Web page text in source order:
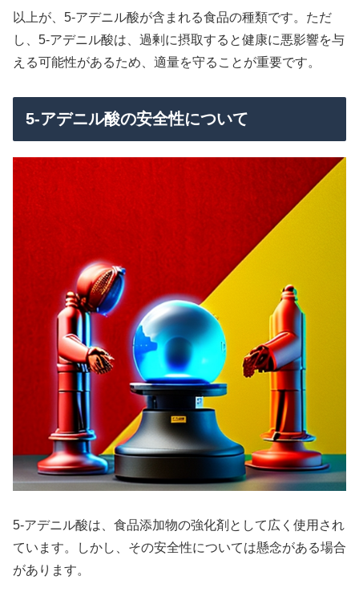
以上が、5-アデニル酸が含まれる食品の種類です。ただ
し、5-アデニル酸は、過剰に摂取すると健康に悪影響を与
える可能性があるため、適量を守ることが重要です。
5-アデニル酸の安全性について
5-アデニル酸は、食品添加物の強化剤として広く使用され
ています。しかし、その安全性については懸念がある場合
があります。